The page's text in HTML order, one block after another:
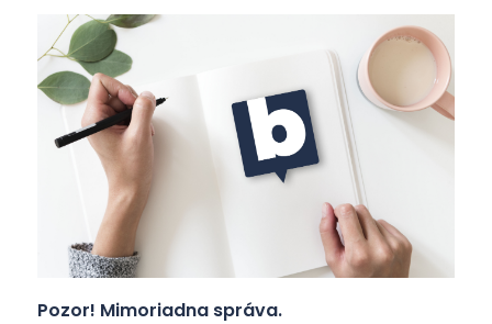
Pozor! Mimoriadna správa.